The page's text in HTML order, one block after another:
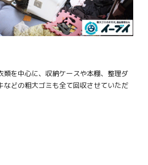
類を中心に、収納ケースや本棚、整理ダ
などの粗大ゴミも全て回収させていただ